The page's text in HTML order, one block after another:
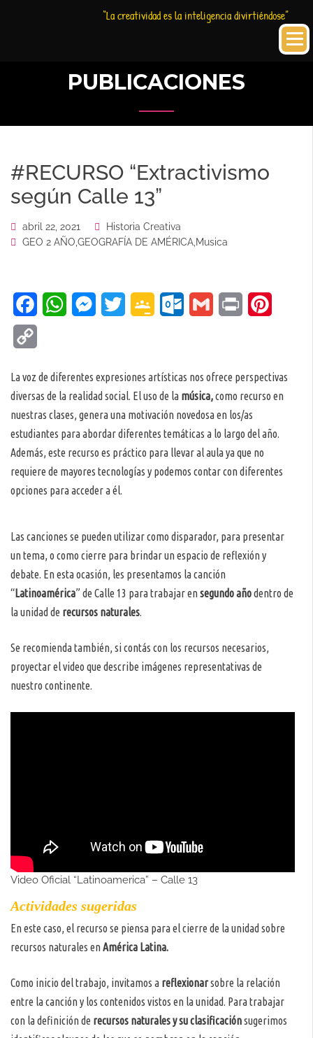
“La creatividad es la inteligencia divirtiéndose”
PUBLICACIONES
#RECURSO “Extractivismo
según Calle 13”
abril 22, 2021
Historia Creativa
GEO 2 AÑO GEOGRAFÍA DE AMÉRICA Musica
FacebookWhatsAppMessenger
Twitter Google Outlook.com
Gmail Print
La voz de diferentes expresiones artísticas nos ofrece perspectivas
diversas de la realidad social. El uso de la música,como recurso en
nuestras clases, genera una motivación novedosa en los/as
estudiantes para abordar diferentes temáticas a lo largo del año.
Además, este recurso es práctico para llevar al aula ya que no
requiere de mayores tecnologías y podemos contar con diferentes
opciones para acceder a él.
Las canciones se pueden utilizar como disparador, para presentar
un tema, o como cierre para brindar un espacio de reflexión y
debate. En esta ocasión, les presentamos la canción
“Latinoamérica” de Calle 13 para trabajar ensegundo añodentro de
la unidad de recursos naturales.
Se recomienda también, si contás con los recursos necesarios,
proyectar el video que describe imágenes representativas de
nuestro continente.
Video Oficial “Latinoamerica” – Calle 13
Actividades sugeridas
En este caso, el recurso se piensa para el cierre de la unidad sobre
recursos naturales enAmérica Latina.
Como inicio del trabajo, invitamos a reflexionarsobre la relación
entre la canción y los contenidos vistos en la unidad. Para trabajar
con la definición de recursos naturalesy su clasificaciónsugerimos